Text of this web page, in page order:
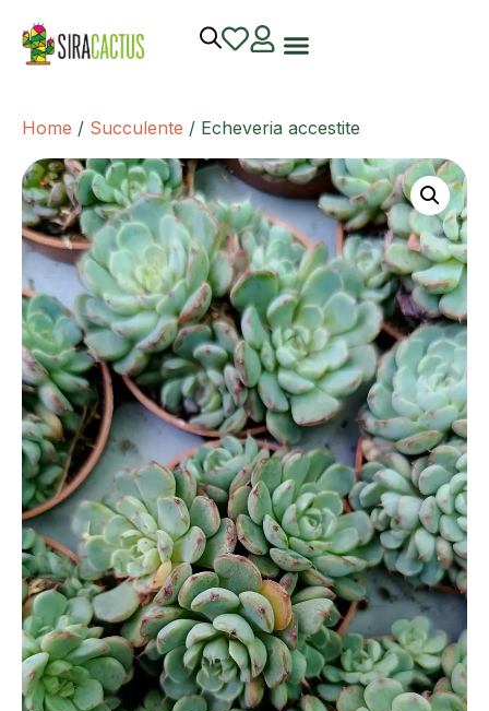
Home / Succulente / Echeveria accestite